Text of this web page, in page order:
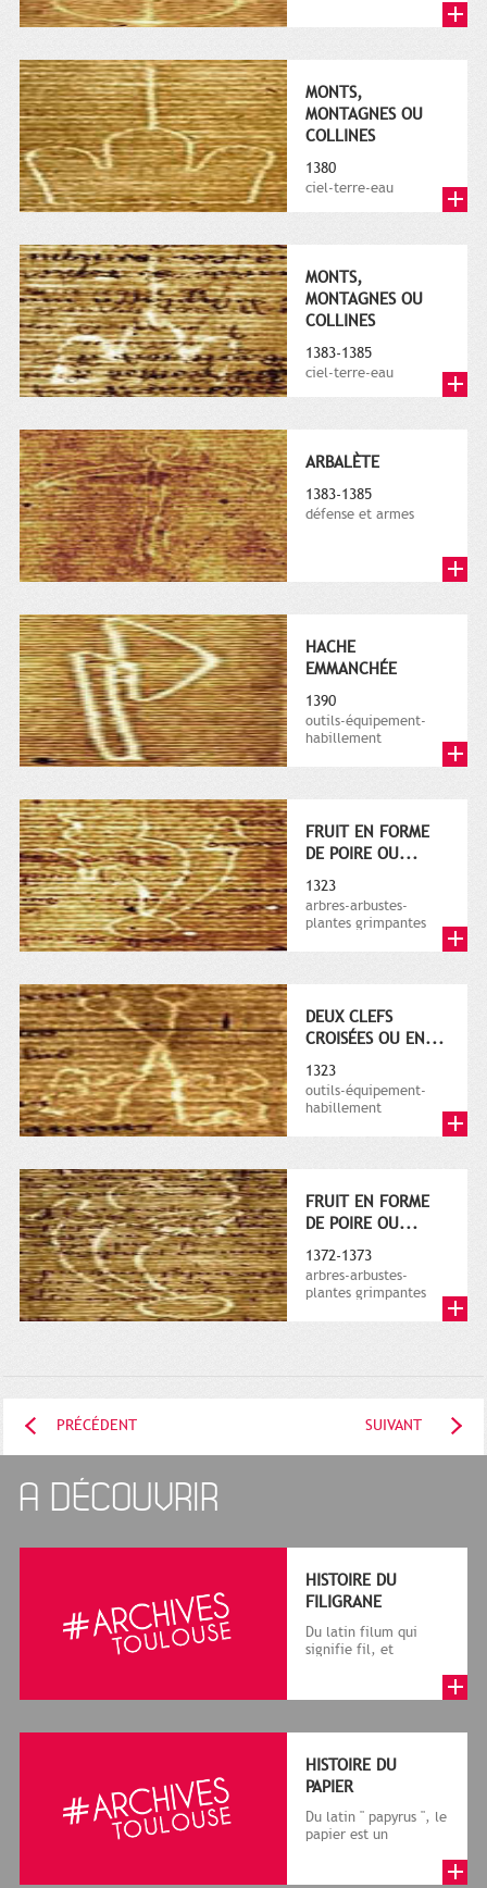
MONTS,
MONTAGNES OU
COLLINES
1380
ciel-terre-eau
MONTS,
MONTAGNES OU
COLLINES
1383-1385
ciel-terre-eau
ARBALÈTE
1383-1385
défense et armes
HACHE
EMMANCHÉE
1390
outils-équipement-
habillement
FRUIT EN FORME
DE POIRE OU...
1323
arbres-arbustes-
plantes grimpantes
DEUX CLEFS
CROISÉES OU EN...
1323
outils-équipement-
habillement
FRUIT EN FORME
DE POIRE OU...
1372-1373
arbres-arbustes-
plantes grimpantes
PRÉCÉDENT SUIVANT
A DÉCOUVRIR
HISTOIRE DU
FILIGRANE
Du latin filum qui
signifie fil, et
le cadre de la f...
HISTOIRE DU
PAPIER
Du latin " papyrus ", le
papier est un